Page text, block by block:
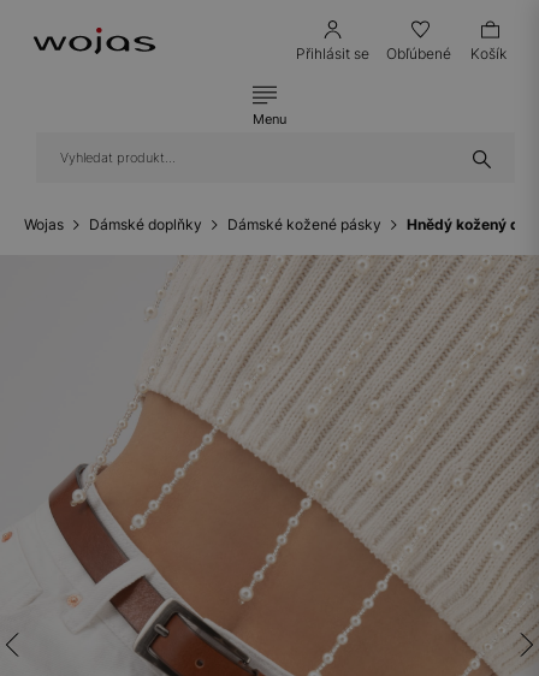
Přihlásit se Obľúbené Košík
Menu
Wojas Dámské doplňky Dámské kožené pásky Hnědý kožený